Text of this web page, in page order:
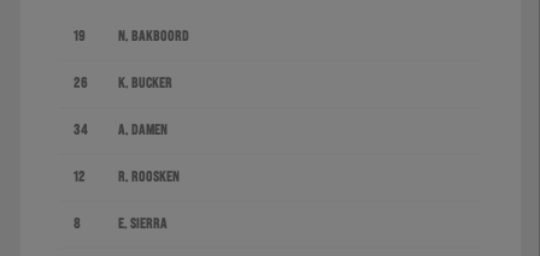
19 N. Bakboord
26 K. Bucker
34 A. Damen
12 R. Roosken
8 E. Sierra